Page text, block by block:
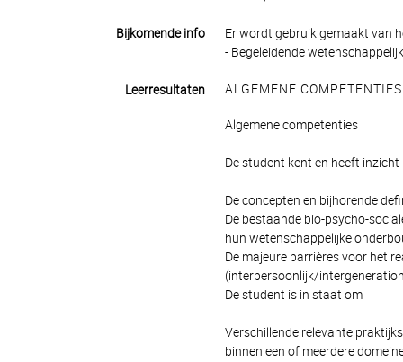
Bijkomende info
Er wordt gebruik gemaakt van
- Begeleidende
Leerresultaten ALGEMENE COMPETENTIES
Algemene competenties
De student kent en heeft
De concepten en bijhorende
De bestaande bio-psycho-
hun wetenschappelijke
De majeure barrières voor het
(interpersoonlijk/
De student is in staat om
Verschillende relevante
binnen een of meerdere